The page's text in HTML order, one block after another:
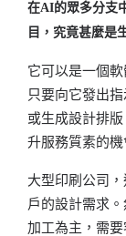
在AI的眾多分支
目，究竟甚麼是
它可以是一個
只要向它發出
或生成設計排
升服務質素的機
大型印刷公司
戶的設計需求
加工為主，需